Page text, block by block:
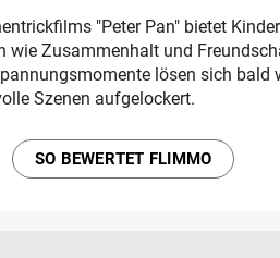
"Peter Pan" bietet
wie Zusammenhalt und
lösen sich bald
Szenen aufgelockert.
SO BEWERTET FLIMMO